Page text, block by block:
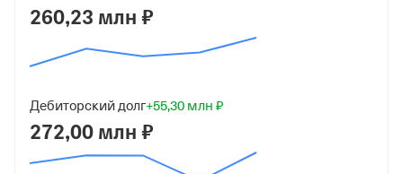
Хамовники, ул. Погодинская, д. 4, Этаж/Помещ. 1/Xix,
ИНН
ОГРН
1157746550653
260,23 млн ₽
Дебиторский долг+55,30 млн ₽
272,00 млн ₽